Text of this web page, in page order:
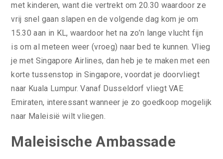
met kinderen, want die vertrekt om 20.30 waardoor ze
vrij snel gaan slapen en de volgende dag kom je om
15.30 aan in KL, waardoor het na zo’n lange vlucht fijn
is om al meteen weer (vroeg) naar bed te kunnen. Vlieg
je met Singapore Airlines, dan heb je te maken met een
korte tussenstop in Singapore, voordat je doorvliegt
naar Kuala Lumpur. Vanaf Dusseldorf vliegt VAE
Emiraten, interessant wanneer je zo goedkoop mogelijk
naar Maleisië wilt vliegen.
Maleisische Ambassade